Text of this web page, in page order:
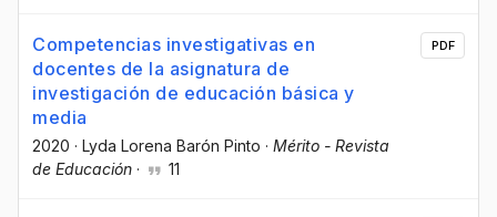
Competencias investigativas en
docentes de la asignatura de
investigación de educación básica y
media
2020 · Lyda Lorena Barón Pinto · Mérito - Revista
de Educación · 11
PDF